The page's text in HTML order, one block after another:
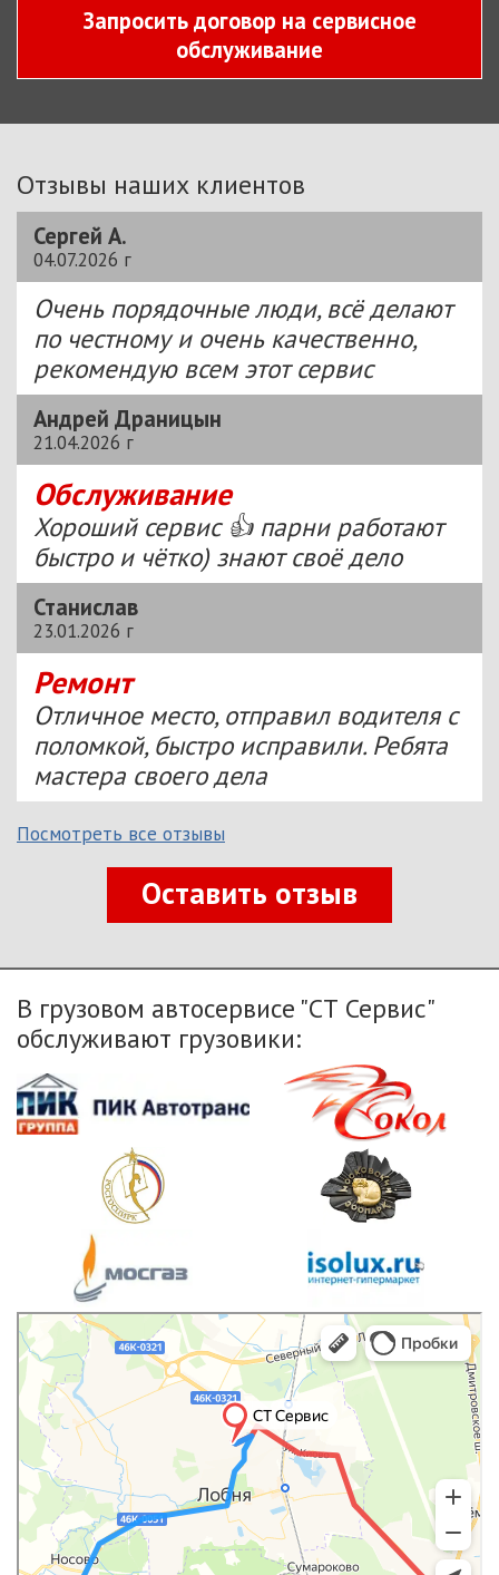
Запросить договор на сервисное
обслуживание
Отзывы наших клиентов
Сергей А.
04.07.2026 г
Очень порядочные люди, всё делают
по честному и очень качественно,
рекомендую всем этот сервис
Андрей Драницын
21.04.2026 г
Обслуживание
Хороший сервис 👍 парни работают
быстро и чётко) знают своё дело
Станислав
23.01.2026 г
Ремонт
Отличное место, отправил водителя с
поломкой, быстро исправили. Ребята
мастера своего дела
Посмотреть все отзывы
Оставить отзыв
В грузовом автосервисе "СТ Сервис"
обслуживают грузовики:
Яндекс.Карты
Яндекс.Карты — транспорт, навигация, поиск мест